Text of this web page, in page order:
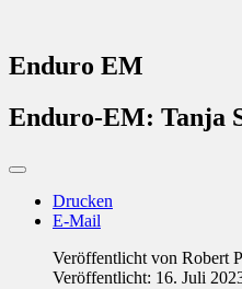
Enduro EM
Enduro-EM: Tanja
Drucken
E-Mail
Veröffentlicht von Robert
Veröffentlicht: 16. Juli